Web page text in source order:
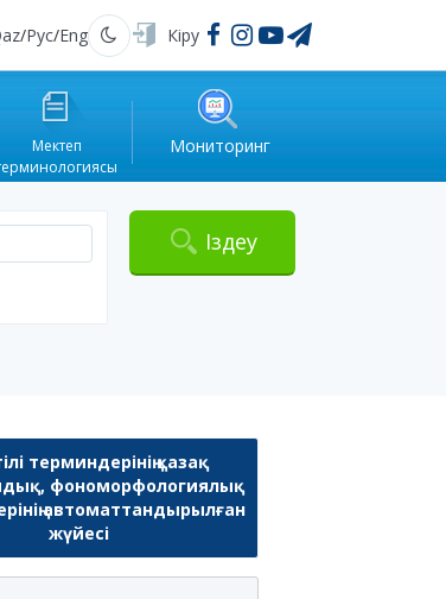
/Рус/Eng Қараңғы Кіру
Мектеп
Мониторинг
Іздеу
терминдерінің қазақ
фономорфологиялық
автоматтандырылған
жүйесі